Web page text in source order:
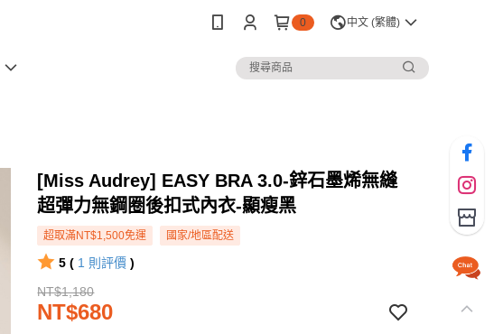
0 中文 (繁體)
[Miss Audrey] EASY BRA 3.0-鋅石墨烯無縫
超彈力無鋼圈後扣式內衣-顯瘦黑
超取滿NT$1,500免運 國家/地區配送
5 ( 1 則評價 )
NT$1,180
NT$680